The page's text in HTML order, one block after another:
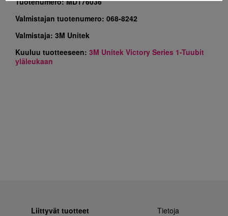
Valmistajan tuotenumero: 068-8242
Valmistaja: 3M Unitek
Kuuluu tuotteeseen: 3M Unitek Victory Series 1-Tuubit
yläleukaan
Liittyvät tuotteet Tietoja